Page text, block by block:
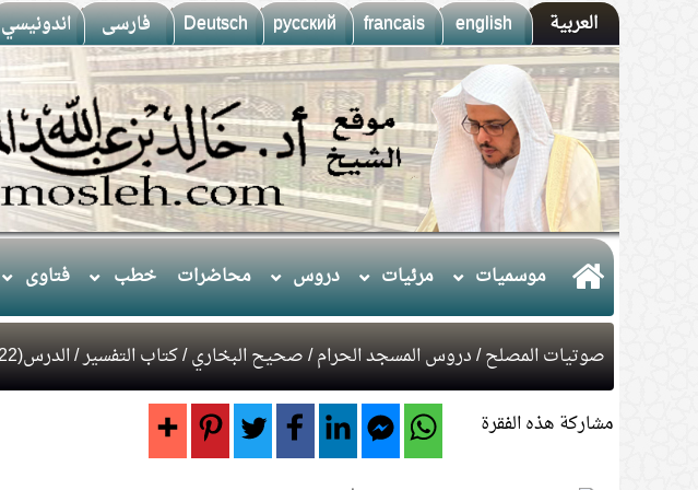
العربية english
francais
русский
Deutsch فارسى اندونيسي
موسميات مرئيات دروس محاضرات خطب فتاوى
صوتيات المصلح/دروس المسجد الحرام/صحيح البخاري/كتاب التفسير/ الدرس(22) استكمال باب قول الله تعالى {يا أيها الذين آمنوا كتب عليكم الصيام}.
مشاركة هذه الفقرة